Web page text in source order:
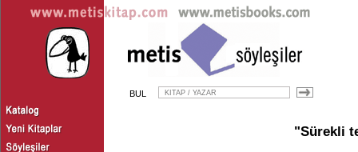
BUL
"Sürekli